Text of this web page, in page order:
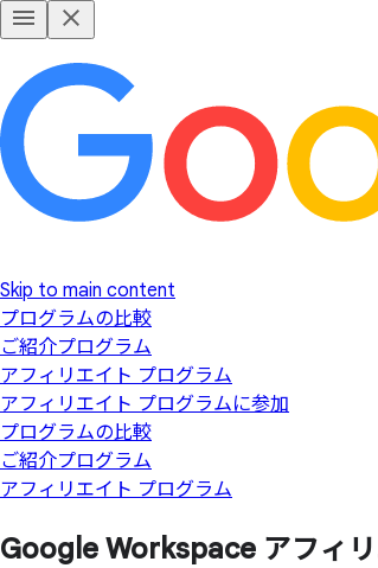
Skip to main content
プログラムの比較
ご紹介プログラム
アフィリエイト プログラム
アフィリエイト プログラムに参加
プログラムの比較
ご紹介プログラム
アフィリエイト プログラム
Google Workspace アフィ